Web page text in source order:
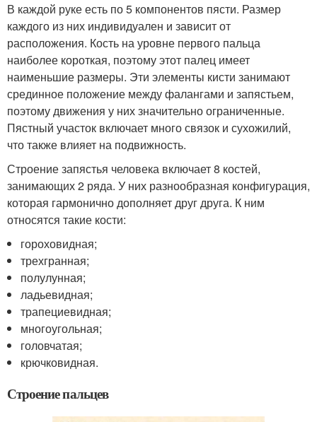
В каждой руке есть по 5 компонентов пясти. Размер
каждого из них индивидуален и зависит от
расположения. Кость на уровне первого пальца
наиболее короткая, поэтому этот палец имеет
наименьшие размеры. Эти элементы кисти занимают
срединное положение между фалангами и запястьем,
поэтому движения у них значительно ограниченные.
Пястный участок включает много связок и сухожилий,
что также влияет на подвижность.
Строение запястья человека включает 8 костей,
занимающих 2 ряда. У них разнообразная конфигурация,
которая гармонично дополняет друг друга. К ним
относятся такие кости:
гороховидная;
трехгранная;
полулунная;
ладьевидная;
трапециевидная;
многоугольная;
головчатая;
крючковидная.
Строение пальцев